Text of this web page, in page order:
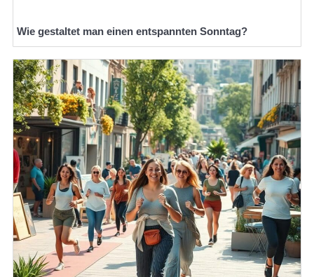
Wie gestaltet man einen entspannten Sonntag?